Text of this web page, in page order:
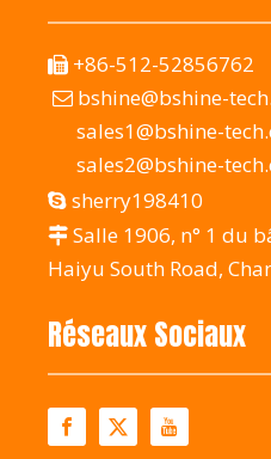
 +86-512-52856762
 bshine@bshine-
sales1@bshine-
sales2@bshine-
 sherry198410
 Salle 1906, n° 1 du
Haiyu South Road,
Réseaux Sociaux